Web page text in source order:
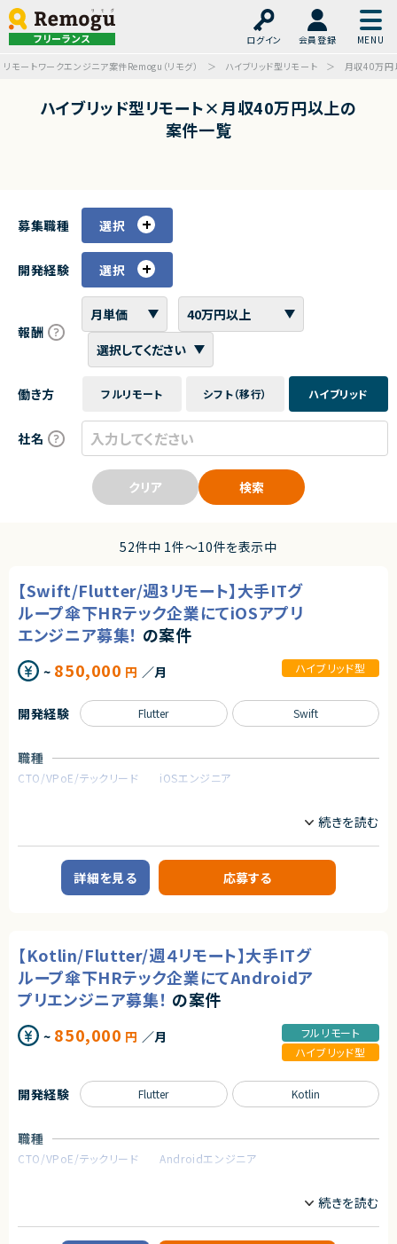
フリーランス ログイン
会員登録
リモートワークエンジニア案件Remogu（リモグ）
ハイブリッド型リモート 月収40万円
ハイブリッド型リモート×月収40万円以上の
案件一覧
募集職種 選択
開発経験 選択
報酬
働き方 フルリモート シフト（移行） ハイブリッド
社名
クリア 検索
52件中 1件〜10件を表示中
【Swift/Flutter/週3リモート】大手ITグ
ループ傘下HRテック企業にてiOSアプリ
エンジニア募集！ の案件
~ 850,000 円 ／月 ハイブリッド型
職種
CTO/VPoE/テックリード iOSエンジニア
ネイティブアプリ開発チームにてiOSネイティブアプリの設計・開発・運用・保
守をお願いします。
＜具体的な業務例＞
・スタンバイ「iOSネイティブアプリ」の開発・運用
・プロダクトオーナーやデザイナー、バックエンドエンジニアと密に連携しな
求めるスキル
【必須スキル】
・SwiftまたはFlutterを使用したiOSアプリの開発・運用経験（目安5年以上）
・iOSネイティブアプリ開発の実務経験または理解
・API連携を含む設計・実装経験（非同期処理、通信処理の理解含む）
・MVP・MVVM・Clean Architecture、VIPER等での、データ設計から開発・運
【あると望ましいスキル・経験】
・App Storeへの申請や運用・保守の実務経験
・Androidアプリ開発・運用経験
・Goなどを使用したネイティブまたはWebアプリケーションのバックエンド
開発経験 Flutter Swift
業務委託(準委任契約)
詳細を見る 応募する
【Kotlin/Flutter/週４リモート】大手ITグ
ループ傘下HRテック企業にてAndroidア
プリエンジニア募集！ の案件
~ 850,000 円 ／月
フルリモート
ハイブリッド型
職種
CTO/VPoE/テックリード Androidエンジニア
ネイティブアプリ開発チームにてAndroidネイティブアプリの設計・開発・運
用・保守をお願いします。
開発経験 Flutter Kotlin